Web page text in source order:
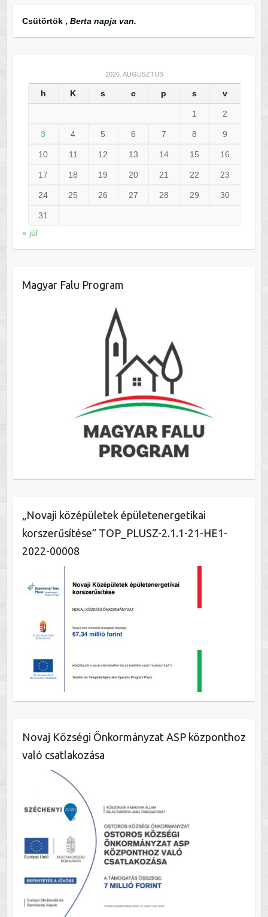
Csütörtök , Berta napja van.
2026. AUGUSZTUS
h K s c p s v
1 2
3 4 5 6 7 8 9
10 11 12 13 14 15 16
17 18 19 20 21 22 23
24 25 26 27 28 29 30
31
« júl
Magyar Falu Program
„Novaji középületek épületenergetikai
korszerűsítése” TOP_PLUSZ-2.1.1-21-HE1-
2022-00008
Novaj Községi Önkormányzat ASP központhoz
való csatlakozása